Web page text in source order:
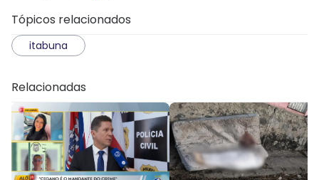
Tópicos relacionados
itabuna
Relacionadas